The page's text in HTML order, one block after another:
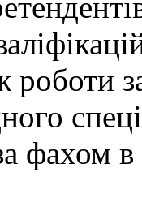
роботи
фахом